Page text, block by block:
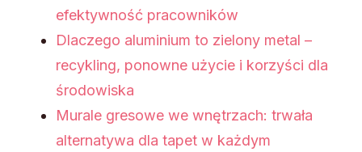
efektywność pracowników
Dlaczego aluminium to zielony metal –
recykling, ponowne użycie i korzyści dla
środowiska
Murale gresowe we wnętrzach: trwała
alternatywa dla tapet w każdym